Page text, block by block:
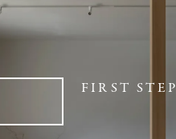
FIRST STEP